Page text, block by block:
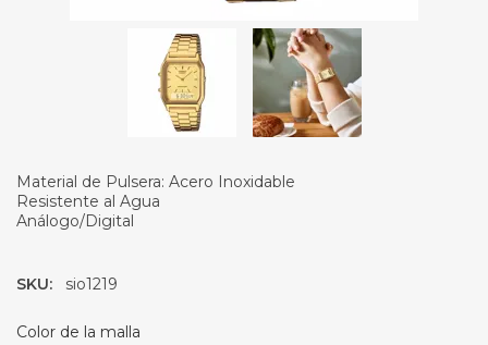
Material de Pulsera: Acero Inoxidable
Resistente al Agua
Análogo/Digital
SKU: sio1219
Color de la malla